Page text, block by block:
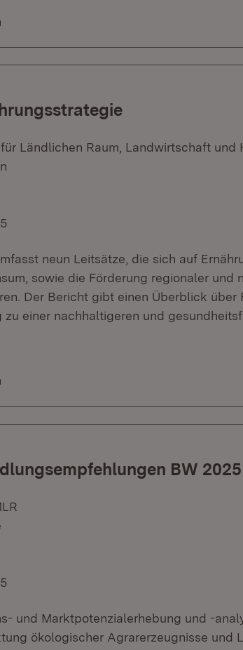
Ländlichen Raum, Landwirtschaft und
neun Leitsätze, die sich auf
sowie die Förderung regionaler und
Der Bericht gibt einen Überblick über
zu einer nachhaltigeren und
BW 2025
und Marktpotenzialerhebung und -
ökologischer Agrarerzeugnisse und